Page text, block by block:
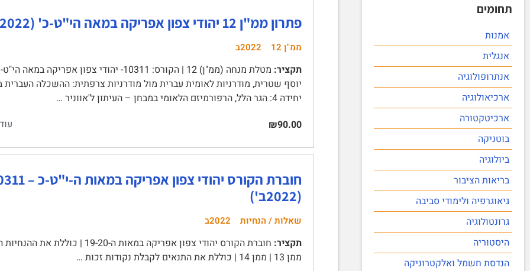
תחומים
אמנות
אנגלית
אנתרופולוגיה
ארכיאולוגיה
ארכיטקטורה
בוטניקה
ביולוגיה
בריאות הציבור
גיאוגרפיה ולימודי סביבה
גרונטולוגיה
היסטוריה
הנדסת חשמל ואלקטרוניקה
פתרון ממ"ן 12 יהודי צפון אפריקה במאה הי"ט-כ' (2022ב)
ממ"ן 12 2022ב
תקציר:
יוסף שטרית, מודרניות לאומית עברית מול מודרניות צרפתית: ההשכלה
יחידה 4: הגר הלל, הרפורמיזם הלאומי במבחן – העיתון ל'אווניר …
₪90.00
(2022ב')
שאלות / הנחיות 2022ב
תקציר:
ממן 13 | ממן 14 | כוללת את התנאים לקבלת נקודות זכות …